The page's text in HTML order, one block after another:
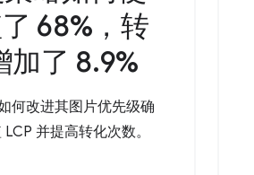
68%，转
加了 8.9%
何改进其图片优先级确
并提高转化次数。